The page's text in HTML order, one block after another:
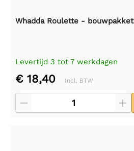
Whadda Roulette - bouwpakket
Levertijd 3 tot 7 werkdagen
€ 18,40 Incl. BTW